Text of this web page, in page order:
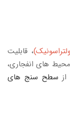
، قابلیت
هچنین در محیط های انفجاری،
سطح سنج های